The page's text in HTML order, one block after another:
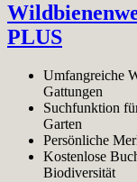
PLUS
Umfangreiche
Gattungen
Suchfunktion
Garten
Persönliche
Kostenlose
Biodiversität